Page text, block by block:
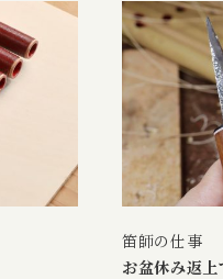
笛師の仕事
お盆休み返